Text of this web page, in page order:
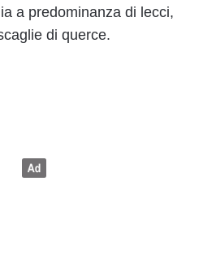
a predominanza di lecci,
di querce.